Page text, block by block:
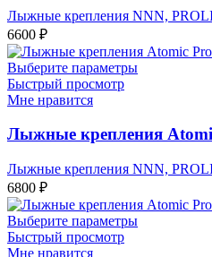
Лыжные крепления NNN,
6600 ₽
Выберите параметры
Быстрый просмотр
Мне нравится
Лыжные крепления
Лыжные крепления NNN,
6800 ₽
Выберите параметры
Быстрый просмотр
Мне нравится